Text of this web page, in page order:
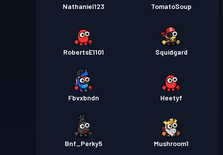
Nathaniel123 TomatoSoup
RobertsE1101 Squidgard
Fbvxbndn Heetyf
Bnf_Perky5 Mushroom1